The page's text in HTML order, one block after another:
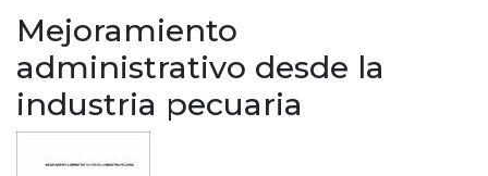
Statistics
Mejoramiento
administrativo desde la
industria pecuaria